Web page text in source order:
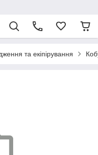
та екіпірування